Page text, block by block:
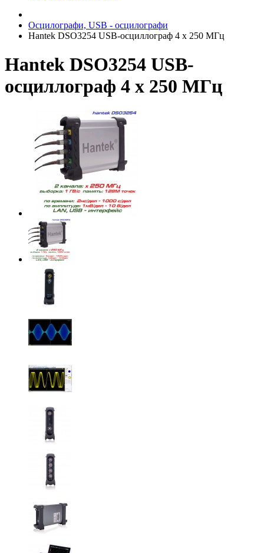
Осцилографи, USB - осцилографи
Hantek DSO3254 USB-осциллограф 4 х 250 МГц
Hantek DSO3254 USB-
осциллограф 4 х 250 МГц